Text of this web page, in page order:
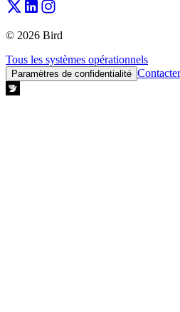
© 2026 Bird
Tous les systèmes opérationnels
Paramètres de confidentialité